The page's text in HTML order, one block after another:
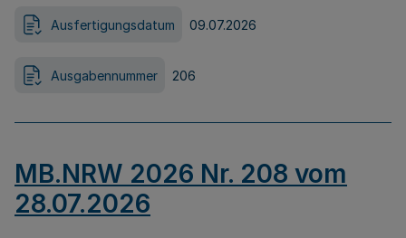
Ausfertigungsdatum 09.07.2026
Ausgabennummer 206
MB.NRW 2026 Nr. 208 vom
28.07.2026